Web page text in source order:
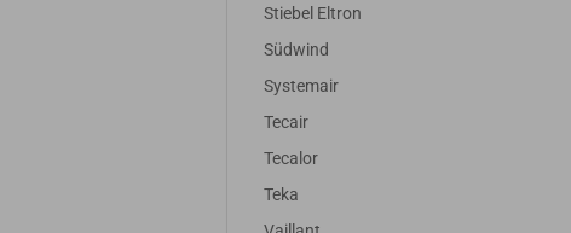
Stiebel Eltron
Südwind
Systemair
Tecair
Tecalor
Teka